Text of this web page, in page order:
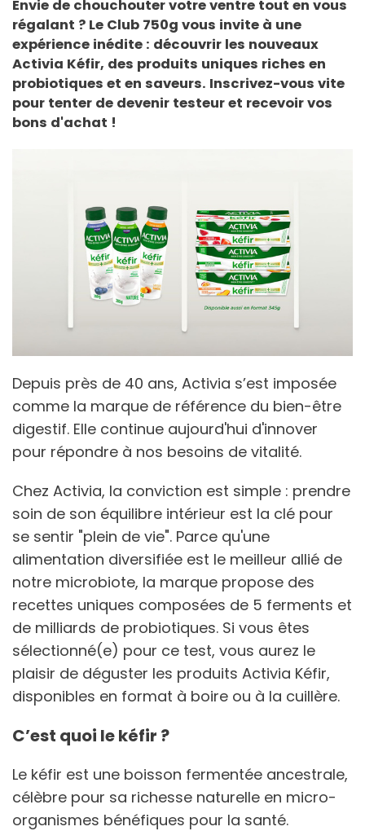
Envie de chouchouter votre ventre tout en vous
régalant ? Le Club 750g vous invite à une
expérience inédite : découvrir les nouveaux
Activia Kéfir, des produits uniques riches en
probiotiques et en saveurs. Inscrivez-vous vite
pour tenter de devenir testeur et recevoir vos
bons d'achat !
Depuis près de 40 ans, Activia s’est imposée
comme la marque de référence du bien-être
digestif. Elle continue aujourd'hui d'innover
pour répondre à nos besoins de vitalité.
Chez Activia, la conviction est simple : prendre
soin de son équilibre intérieur est la clé pour
se sentir "plein de vie". Parce qu'une
alimentation diversifiée est le meilleur allié de
notre microbiote, la marque propose des
recettes uniques composées de 5 ferments et
de milliards de probiotiques. Si vous êtes
sélectionné(e) pour ce test, vous aurez le
plaisir de déguster les produits Activia Kéfir,
disponibles en format à boire ou à la cuillère.
C’est quoi le kéfir ?
Le kéfir est une boisson fermentée ancestrale,
célèbre pour sa richesse naturelle en micro-
organismes bénéfiques pour la santé.